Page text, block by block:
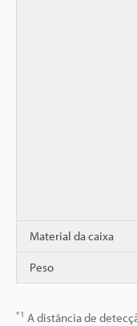
Material da caixa
Peso
*1 A distância de